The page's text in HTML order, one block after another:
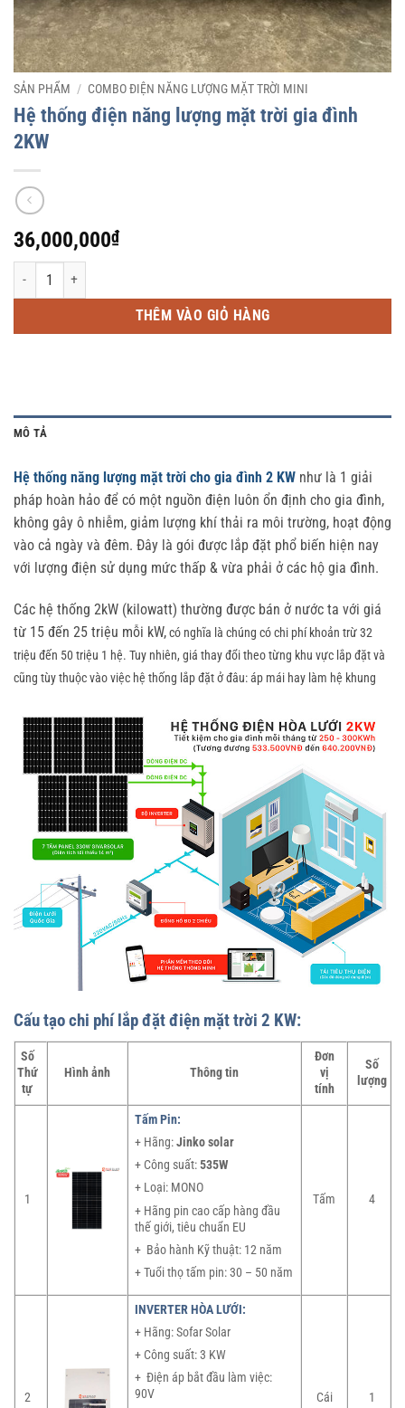
SẢN PHẨM / COMBO ĐIỆN NĂNG LƯỢNG MẶT TRỜI MINI
Hệ thống điện năng lượng mặt trời gia đình
2KW
36,000,000₫
Hệ thống điện năng lượng mặt trời gia đình 2KW số lượng
THÊM VÀO GIỎ HÀNG
MÔ TẢ
Hệ thống năng lượng mặt trời cho gia đình 2 KW như là 1 giải
pháp hoàn hảo để có một nguồn điện luôn ổn định cho gia đình,
không gây ô nhiễm, giảm lượng khí thải ra môi trường, hoạt động
vào cả ngày và đêm. Đây là gói được lắp đặt phổ biến hiện nay
với lượng điện sử dụng mức thấp & vừa phải ở các hộ gia đình.
Các hệ thống 2kW (kilowatt) thường được bán ở nước ta với giá
từ 15 đến 25 triệu mỗi kW,có nghĩa là chúng có chi phí khoản trừ 32
triệu đến 50 triệu 1 hệ. Tuy nhiên, giá thay đổi theo từng khu vực lắp đặt và
cũng tùy thuộc vào việc hệ thống lắp đặt ở đâu: áp mái hay làm hệ khung
Cấu tạo chi phí lắp đặt điện mặt trời 2 KW:
Số
Thứ
tự
Hình ảnh Thông tin
Đơn
vị
tính
Số
lượng
1
Tấm Pin:
+ Hãng:Jinko solar
+ Công suất:535W
+ Loại: MONO
+ Hãng pin cao cấp hàng đầu
thế giới, tiêu chuẩn EU
+ Bảo hành Kỹ thuật: 12 năm
+ Tuổi thọ tấm pin: 30 – 50 năm
Tấm 4
2
INVERTER HÒA LƯỚI:
+ Hãng: Sofar Solar
+ Công suất: 3 KW
+ Điện áp bắt đầu làm việc:
90V
Cái 1